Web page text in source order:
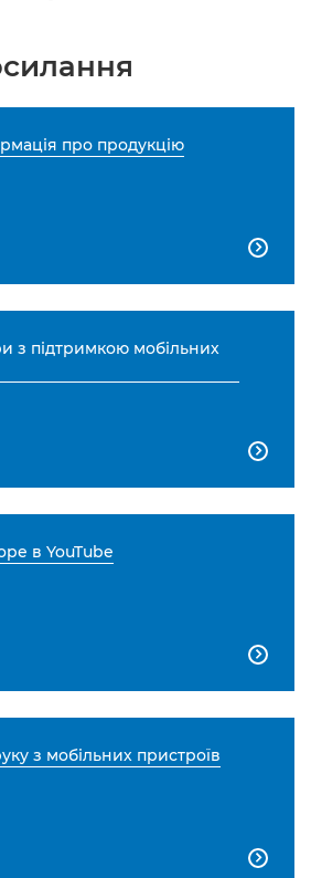
про продукцію

з підтримкою мобільних

в YouTube

з мобільних пристроїв
